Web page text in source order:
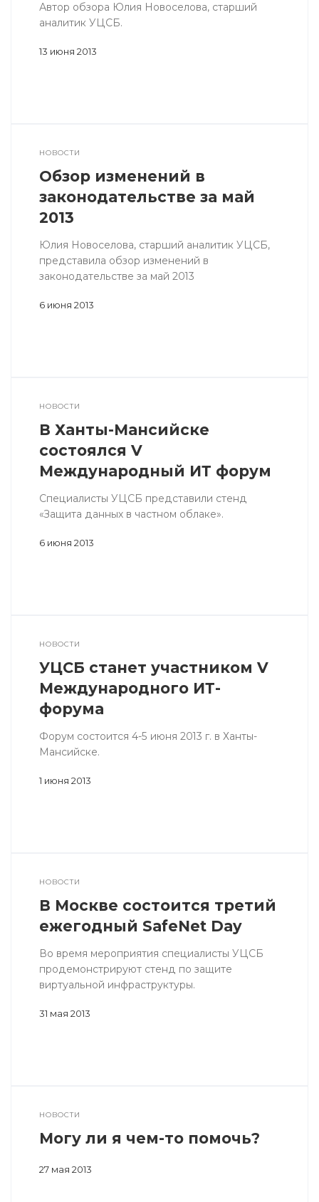
Автор обзора Юлия Новоселова, старший
аналитик УЦСБ.
13 июня 2013
НОВОСТИ
Обзор изменений в
законодательстве за май
2013
Юлия Новоселова, старший аналитик УЦСБ,
представила обзор изменений в
законодательстве за май 2013
6 июня 2013
НОВОСТИ
В Ханты-Мансийске
состоялся V
Международный ИТ форум
Специалисты УЦСБ представили стенд
«Защита данных в частном облаке».
6 июня 2013
НОВОСТИ
УЦСБ станет участником V
Международного ИТ-
форума
Форум состоится 4-5 июня 2013 г. в Ханты-
Мансийске.
1 июня 2013
НОВОСТИ
В Москве состоится третий
ежегодный SafeNet Day
Во время мероприятия специалисты УЦСБ
продемонстрируют стенд по защите
виртуальной инфраструктуры.
31 мая 2013
НОВОСТИ
Могу ли я чем-то помочь?
27 мая 2013